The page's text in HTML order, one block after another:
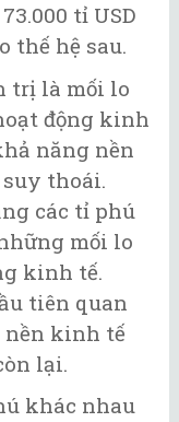
tỉ USD
thế hệ sau.
trị là mối lo
động kinh
năng nền
thoái.
các tỉ phú
mối lo
kinh tế.
tiên quan
nền kinh tế
lại.
khác nhau